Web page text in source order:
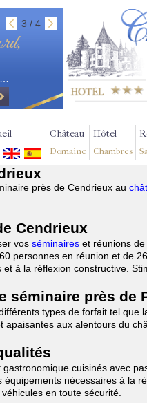
3 / 4
Château
Domaine
Hôtel
Chambres
près de Cendrieux au
Cendrieux
vos séminaires et réunions de
personnes en réunion et de
à la réflexion constructive.
près de
types de forfait tel
apaisantes aux alentours du
cuisinés avec
nécessaires à la
en toute sécurité.